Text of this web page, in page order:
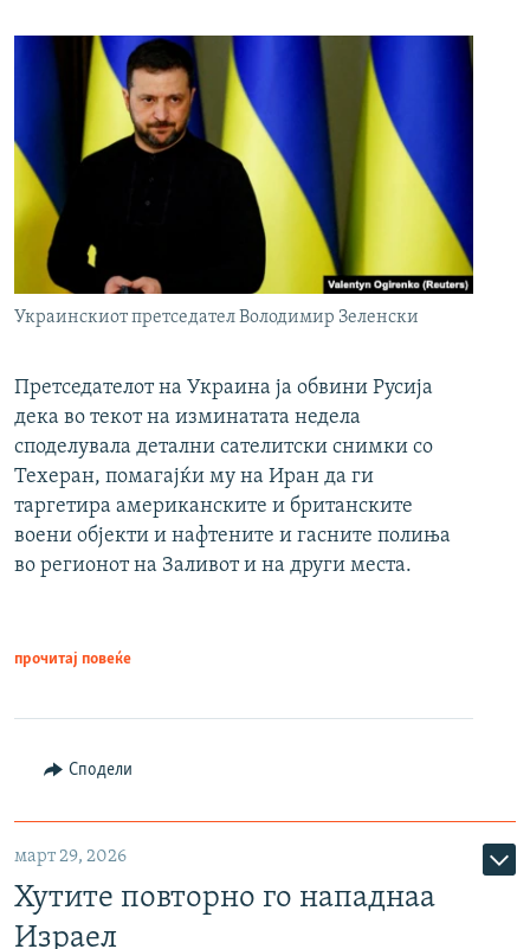
Украинскиот претседател Володимир Зеленски
Претседателот на Украина ја обвини Русија
дека во текот на изминатата недела
споделувала детални сателитски снимки со
Техеран, помагајќи му на Иран да ги
таргетира американските и британските
воени објекти и нафтените и гасните полиња
во регионот на Заливот и на други места.
прочитај повеќе
Сподели
март 29, 2026
Хутите повторно го нападнаа
Израел